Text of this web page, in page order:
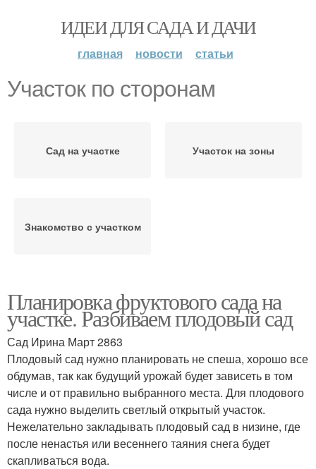
ИДЕИ ДЛЯ САДА И ДАЧИ
главная новости статьи
Участок по сторонам
Сад на участке Участок на зоны
Знакомство с участком
Планировка фруктового сада на
участке. Разбиваем плодовый сад
Сад Ирина Март 2863
Плодовый сад нужно планировать не спеша, хорошо все
обдумав, так как будущий урожай будет зависеть в том
числе и от правильно выбранного места. Для плодового
сада нужно выделить светлый открытый участок.
Нежелательно закладывать плодовый сад в низине, где
после ненастья или весеннего таяния снега будет
скапливаться вода.